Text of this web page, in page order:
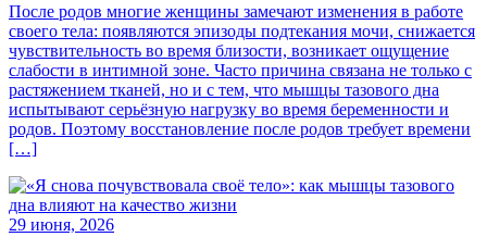
После родов многие женщины замечают изменения в работе
своего тела: появляются эпизоды подтекания мочи, снижается
чувствительность во время близости, возникает ощущение
слабости в интимной зоне. Часто причина связана не только с
растяжением тканей, но и с тем, что мышцы тазового дна
испытывают серьёзную нагрузку во время беременности и
родов. Поэтому восстановление после родов требует времени
[…]
29 июня, 2026